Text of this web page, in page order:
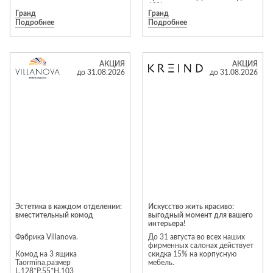
Предложение действует до 31
Подробности уточняйте у
менеджеров салона
Гранд
Подробнее
Подробности уточняйте у
менеджеров салона
Гранд
Подробнее
АКЦИЯ
до 31.08.2026
Эстетика в каждом отделении:
вместительный комод
Фабрика Villanova.
Комод на 3 ящика
Taormina,размер
L.128*P.55*H.103
АКЦИЯ
до 31.08.2026
Искусство жить красиво:
выгодный момент для вашего
интерьера!
До 31 августа во всех наших
фирменных салонах действует
скидка 15% на корпусную
мебель.